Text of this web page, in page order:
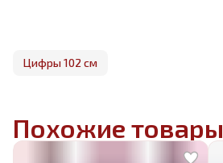
Цифры 102 см
Похожие товары